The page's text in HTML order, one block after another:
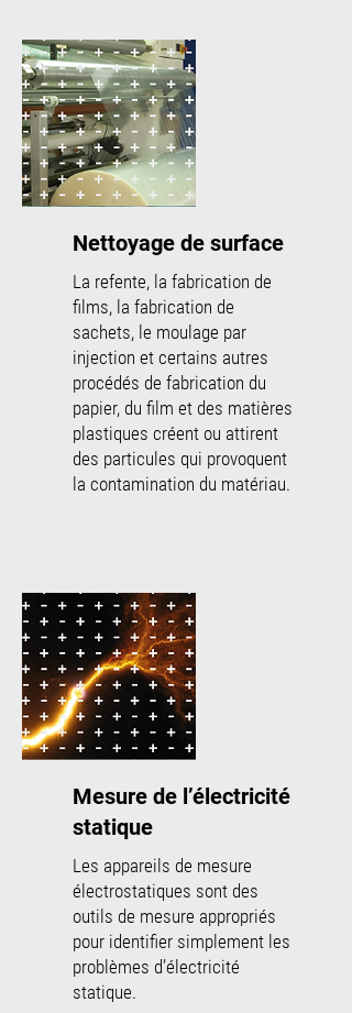
Nettoyage de surface
La refente, la fabrication de
films, la fabrication de
sachets, le moulage par
injection et certains autres
procédés de fabrication du
papier, du film et des matières
plastiques créent ou attirent
des particules qui provoquent
la contamination du matériau.
Mesure de l’électricité
statique
Les appareils de mesure
électrostatiques sont des
outils de mesure appropriés
pour identifier simplement les
problèmes d’électricité
statique.